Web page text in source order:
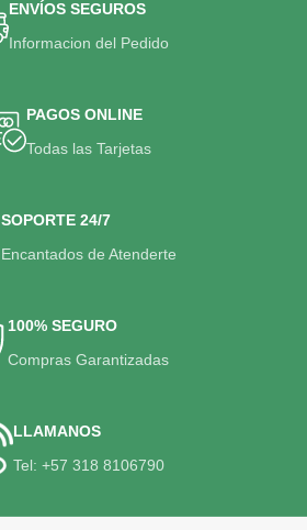
ENVÍOS SEGUROS
Informacion del Pedido
PAGOS ONLINE
Todas las Tarjetas
SOPORTE 24/7
Encantados de Atenderte
100% SEGURO
Compras Garantizadas
LLAMANOS
Tel: +57 318 8106790